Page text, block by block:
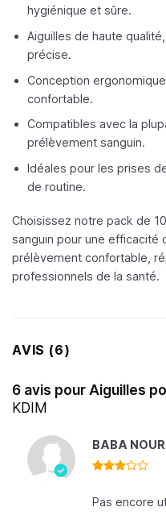
hygiénique et sûre.
Aiguilles de haute
précise.
Conception
confortable.
Compatibles avec la
prélèvement sanguin.
Idéales pour les prises
de routine.
Choisissez notre pack de
sanguin pour une efficacité
prélèvement confortable,
professionnels de la santé.
AVIS (6)
6 avis pourAiguilles
KDIM
BABA
Pas encore